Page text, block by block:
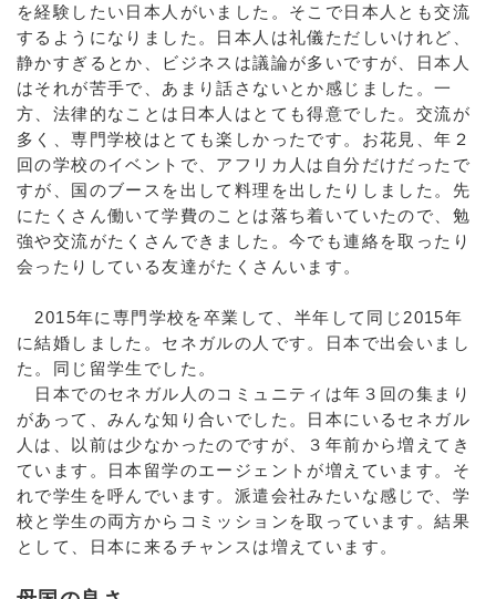
を経験したい日本人がいました。そこで日本人とも交流
するようになりました。日本人は礼儀ただしいけれど、
静かすぎるとか、ビジネスは議論が多いですが、日本人
はそれが苦手で、あまり話さないとか感じました。一
方、法律的なことは日本人はとても得意でした。交流が
多く、専門学校はとても楽しかったです。お花見、年２
回の学校のイベントで、アフリカ人は自分だけだったで
すが、国のブースを出して料理を出したりしました。先
にたくさん働いて学費のことは落ち着いていたので、勉
強や交流がたくさんできました。今でも連絡を取ったり
会ったりしている友達がたくさんいます。
2015年に専門学校を卒業して、半年して同じ2015年
に結婚しました。セネガルの人です。日本で出会いまし
た。同じ留学生でした。
日本でのセネガル人のコミュニティは年３回の集まり
があって、みんな知り合いでした。日本にいるセネガル
人は、以前は少なかったのですが、３年前から増えてき
ています。日本留学のエージェントが増えています。そ
れで学生を呼んでいます。派遣会社みたいな感じで、学
校と学生の両方からコミッションを取っています。結果
として、日本に来るチャンスは増えています。